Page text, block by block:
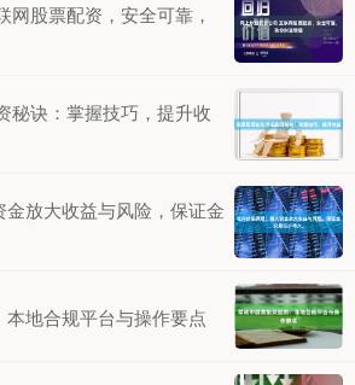
网股票配资，安全可靠，
秘诀：掌握技巧，提升收
放大收益与风险，保证金
地合规平台与操作要点